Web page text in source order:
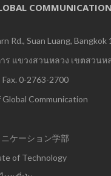
COMMUNICATION
Rd., Suan Luang, Bangkok
แขวงสวนหลวง เขตสวนหล
0-2763-2700
Communication
ケーション学部
of Technology